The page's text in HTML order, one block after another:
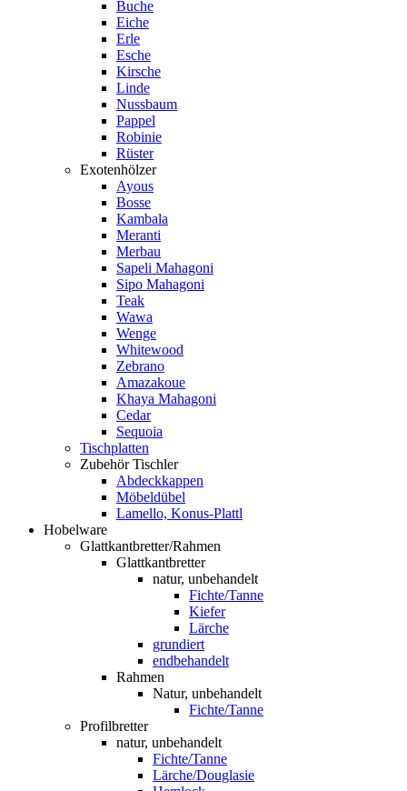
Buche
Eiche
Erle
Esche
Kirsche
Linde
Nussbaum
Pappel
Robinie
Rüster
Exotenhölzer
Ayous
Bosse
Kambala
Meranti
Merbau
Sapeli Mahagoni
Sipo Mahagoni
Teak
Wawa
Wenge
Whitewood
Zebrano
Amazakoue
Khaya Mahagoni
Cedar
Sequoia
Tischplatten
Zubehör Tischler
Abdeckkappen
Möbeldübel
Lamello, Konus-Plattl
Hobelware
Glattkantbretter/Rahmen
Glattkantbretter
natur, unbehandelt
Fichte/Tanne
Kiefer
Lärche
grundiert
endbehandelt
Rahmen
Natur, unbehandelt
Fichte/Tanne
Profilbretter
natur, unbehandelt
Fichte/Tanne
Lärche/Douglasie